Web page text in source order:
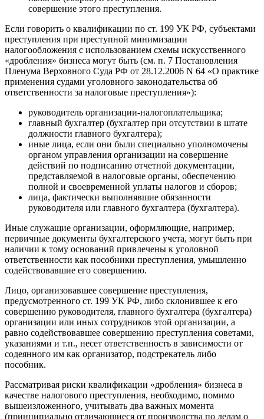
совершение этого преступления.
Если говорить о квалификации по ст. 199 УК РФ, субъектами
преступления при преступной минимизации
налогообложения с использованием схемы искусственного
«дробления» бизнеса могут быть (см. п. 7 Постановления
Пленума Верховного Суда РФ от 28.12.2006 N 64 «О практике
применения судами уголовного законодательства об
ответственности за налоговые преступления»):
руководитель организации-налогоплательщика;
главный бухгалтер (бухгалтер при отсутствии в штате
должности главного бухгалтера);
иные лица, если они были специально уполномочены
органом управления организации на совершение
действий по подписанию отчетной документации,
представляемой в налоговые органы, обеспечению
полной и своевременной уплаты налогов и сборов;
лица, фактически выполнявшие обязанности
руководителя или главного бухгалтера (бухгалтера).
Иные служащие организации, оформляющие, например,
первичные документы бухгалтерского учета, могут быть при
наличии к тому оснований привлечены к уголовной
ответственности как пособники преступления, умышленно
содействовавшие его совершению.
Лицо, организовавшее совершение преступления,
предусмотренного ст. 199 УК РФ, либо склонившее к его
совершению руководителя, главного бухгалтера (бухгалтера)
организации или иных сотрудников этой организации, а
равно содействовавшее совершению преступления советами,
указаниями и т.п., несет ответственность в зависимости от
содеянного им как организатор, подстрекатель либо
пособник.
Рассматривая риски квалификации «дробления» бизнеса в
качестве налогового преступления, необходимо, помимо
вышеизложенного, учитывать два важных момента
(принципиально отличающиеся от производства по делам о